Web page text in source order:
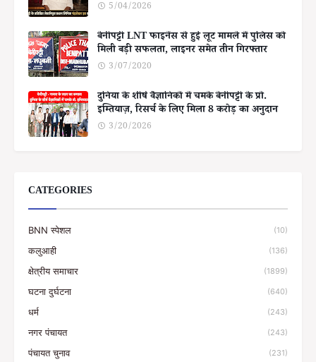
5/04/2026
बेनीपट्टी LNT फाइनेंस से हुई लूट मामले में पुलिस को
मिली बड़ी सफलता, लाइनर समेत तीन गिरफ्तार
3/07/2020
दुनिया के शीर्ष वैज्ञानिकों में चमके बेनीपट्टी के प्रो.
इम्तियाज़, रिसर्च के लिए मिला 8 करोड़ का अनुदान
3/20/2026
CATEGORIES
BNN स्पेशल (10)
कलुआही (136)
क्षेत्रीय समाचार (1899)
घटना दुर्घटना (640)
धर्म (243)
नगर पंचायत (243)
पंचायत चुनाव (231)